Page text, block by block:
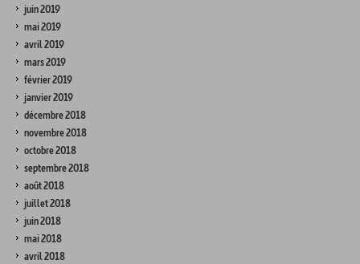
juin 2019
mai 2019
avril 2019
mars 2019
février 2019
janvier 2019
décembre 2018
novembre 2018
octobre 2018
septembre 2018
août 2018
juillet 2018
juin 2018
mai 2018
avril 2018